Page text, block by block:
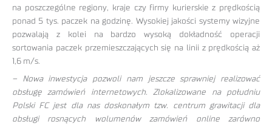
na poszczególne regiony, kraje czy firmy kurierskie z prędkością
ponad 5 tys. paczek na godzinę. Wysokiej jakości systemy wizyjne
pozwalają z kolei na bardzo wysoką dokładność operacji
sortowania paczek przemieszczających się na linii z prędkością aż
1,6 m/s.
– Nowa inwestycja pozwoli nam jeszcze sprawniej realizować
obsługę zamówień internetowych. Zlokalizowane na południu
Polski FC jest dla nas doskonałym tzw. centrum grawitacji dla
obsługi rosnących wolumenów zamówień online zarówno